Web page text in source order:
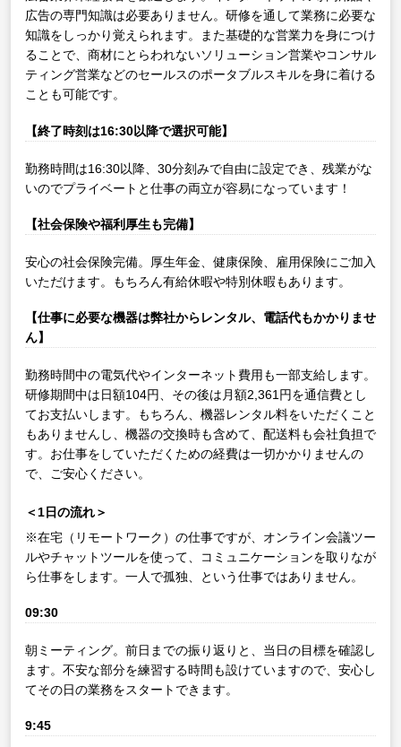
広告の専門知識は必要ありません。研修を通して業務に必要な
知識をしっかり覚えられます。また基礎的な営業力を身につけ
ることで、商材にとらわれないソリューション営業やコンサル
ティング営業などのセールスのポータブルスキルを身に着ける
ことも可能です。
【終了時刻は16:30以降で選択可能】
勤務時間は16:30以降、30分刻みで自由に設定でき、残業がな
いのでプライベートと仕事の両立が容易になっています！
【社会保険や福利厚生も完備】
安心の社会保険完備。厚生年金、健康保険、雇用保険にご加入
いただけます。もちろん有給休暇や特別休暇もあります。
【仕事に必要な機器は弊社からレンタル、電話代もかかりませ
ん】
勤務時間中の電気代やインターネット費用も一部支給します。
研修期間中は日額104円、その後は月額2,361円を通信費とし
てお支払いします。もちろん、機器レンタル料をいただくこと
もありませんし、機器の交換時も含めて、配送料も会社負担で
す。お仕事をしていただくための経費は一切かかりませんの
で、ご安心ください。
＜1日の流れ＞
※在宅（リモートワーク）の仕事ですが、オンライン会議ツー
ルやチャットツールを使って、コミュニケーションを取りなが
ら仕事をします。一人で孤独、という仕事ではありません。
09:30
朝ミーティング。前日までの振り返りと、当日の目標を確認し
ます。不安な部分を練習する時間も設けていますので、安心し
てその日の業務をスタートできます。
9:45